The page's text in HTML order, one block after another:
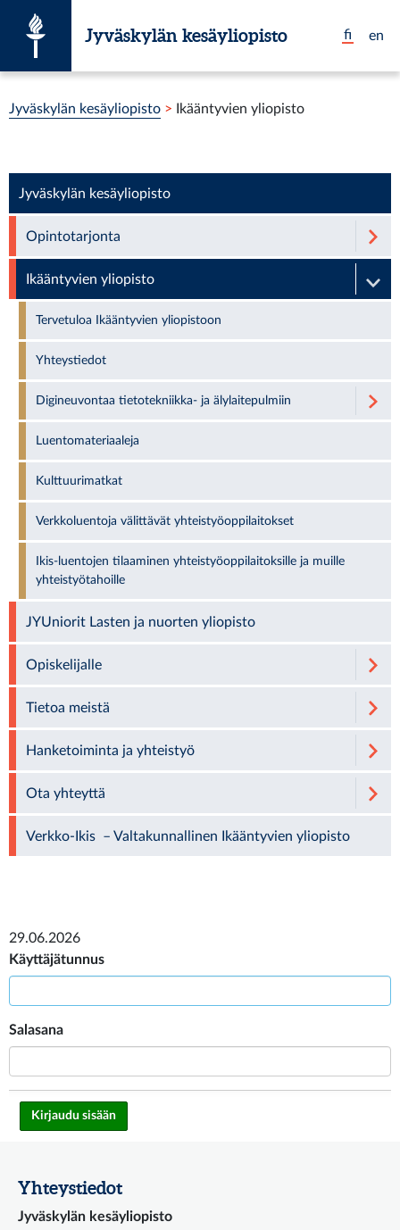
fi
en
Jyväskylän kesäyliopisto
Jyväskylän kesäyliopisto > Ikääntyvien yliopisto
29.06.2026
Käyttäjätunnus
Salasana
Jyväskylän kesäyliopisto
Opintotarjonta
Ikääntyvien yliopisto
Tervetuloa Ikääntyvien yliopistoon
Yhteystiedot
Digineuvontaa tietotekniikka- ja älylaitepulmiin
Luentomateriaaleja
Kulttuurimatkat
Verkkoluentoja välittävät yhteistyöoppilaitokset
Ikis-luentojen tilaaminen yhteistyöoppilaitoksille ja muille
yhteistyötahoille
JYUniorit Lasten ja nuorten yliopisto
Opiskelijalle
Tietoa meistä
Hanketoiminta ja yhteistyö
Ota yhteyttä
Verkko-Ikis – Valtakunnallinen Ikääntyvien yliopisto
Yhteystiedot
Jyväskylän kesäyliopisto